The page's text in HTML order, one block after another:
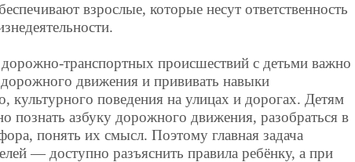
взрослые, которые несут ответственность
транспортных происшествий с детьми важно
движения и прививать навыки
культурного поведения на улицах и дорогах. Детям
познать азбуку дорожного движения, разобраться в
понять их смысл. Поэтому главная задача
— доступно разъяснить правила ребёнку, а при